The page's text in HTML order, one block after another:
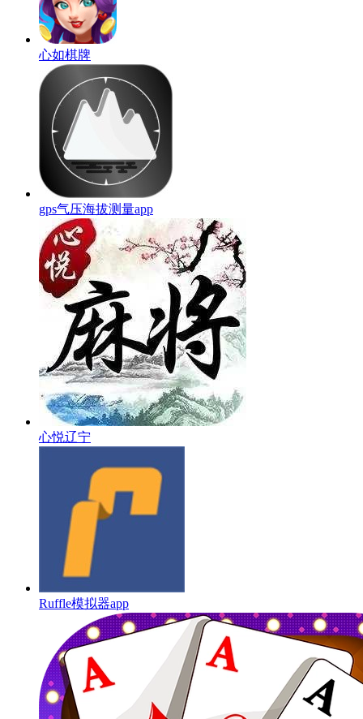
心如棋牌
gps气压海拔测量app
心悦辽宁
Ruffle模拟器app